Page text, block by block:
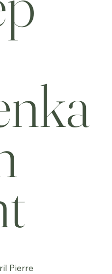
Pierre